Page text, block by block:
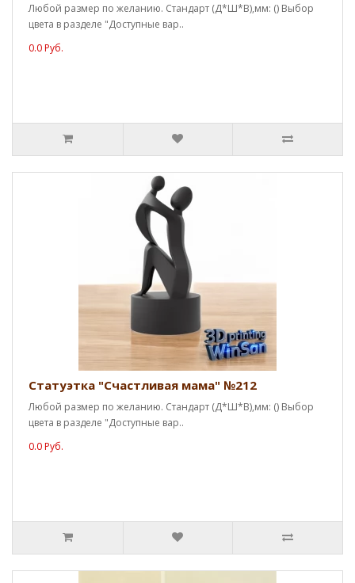
Любой размер по желанию. Стандарт (Д*Ш*В),мм: () Выбор
цвета в разделе "Доступные вар..
0.0 Руб.
Статуэтка "Счастливая мама" №212
Любой размер по желанию. Стандарт (Д*Ш*В),мм: () Выбор
цвета в разделе "Доступные вар..
0.0 Руб.